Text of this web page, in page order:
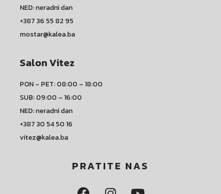
NED: neradni dan
+387 36 55 82 95
mostar@kalea.ba
Salon Vitez
PON – PET: 08:00 – 18:00
SUB: 09:00 – 16:00
NED: neradni dan
+387 30 54 50 16
vitez@kalea.ba
PRATITE NAS